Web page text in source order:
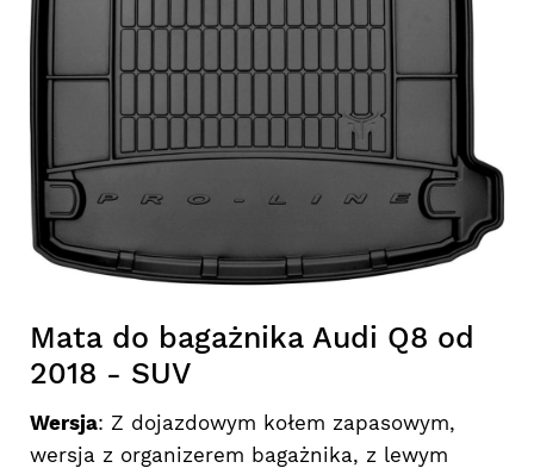
Mata do bagażnika Audi Q8 od
2018 - SUV
Wersja: Z dojazdowym kołem zapasowym,
wersja z organizerem bagażnika, z lewym